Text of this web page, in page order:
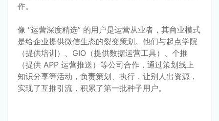
作。
像 “运营深度精选” 的用户是运营从业者，其商业模式
是给企业提供微信生态的裂变策划。他们与起点学院
（提供培训）、GIO（提供数据运营工具）、个推
（提供 APP 运营推送）等公司合作，通过策划线上
知识分享等活动，负责策划、执行，让别人出资源，
实现了互推引流，积累了第一批种子用户。